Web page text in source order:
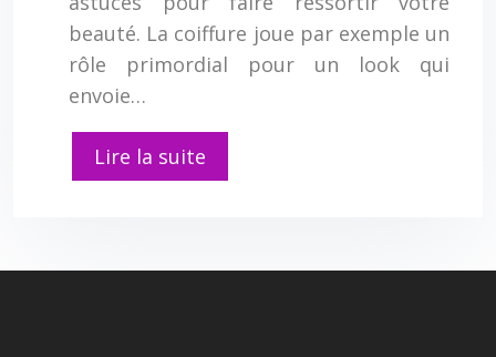
beauté. La coiffure joue par exemple un
rôle primordial pour un look qui
envoie…
Lire la suite